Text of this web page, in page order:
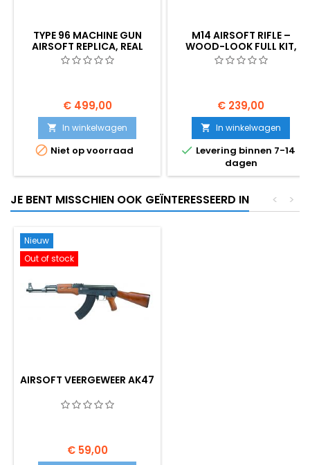
TYPE 96 MACHINE GUN
AIRSOFT REPLICA, REAL
WOOD
€ 499,00
 In winkelwagen
 Niet op voorraad
M14 AIRSOFT RIFLE –
WOOD-LOOK FULL KIT,
AMERICAN COLD WAR
SERVICE RIFLE
€ 239,00
 In winkelwagen
 Levering binnen 7-14
dagen
JE BENT MISSCHIEN OOK GEÏNTERESSEERD IN >
<
Nieuw
Out of stock
AIRSOFT VEERGEWEER AK47
€ 59,00